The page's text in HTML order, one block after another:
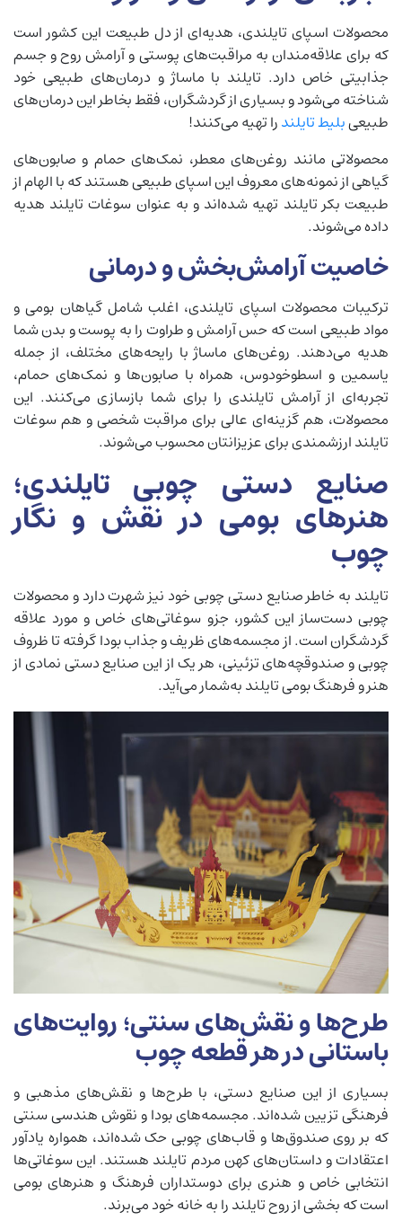
محصولات اسپای تایلندی، هدیه‌ای از دل طبیعت این کشور است
که برای علاقه‌مندان به مراقبت‌های پوستی و آرامش روح و جسم
جذابیتی خاص دارد. تایلند با ماساژ و درمان‌های طبیعی خود
شناخته می‌شود و بسیاری از گردشگران، فقط بخاطر این درمان‌های
طبیعیبلیط تایلندرا تهیه می‌کنند!
محصولاتی مانند روغن‌های معطر، نمک‌های حمام و صابون‌های
گیاهی از نمونه‌های معروف این اسپای طبیعی هستند که با الهام از
طبیعت بکر تایلند تهیه شده‌اند و به عنوان سوغات تایلند هدیه
داده می‌شوند.
خاصیت آرامش‌بخش و درمانی
ترکیبات محصولات اسپای تایلندی، اغلب شامل گیاهان بومی و
مواد طبیعی است که حس آرامش و طراوت را به پوست و بدن شما
هدیه می‌دهند. روغن‌های ماساژ با رایحه‌های مختلف، از جمله
یاسمین و اسطوخودوس، همراه با صابون‌ها و نمک‌های حمام،
تجربه‌ای از آرامش تایلندی را برای شما بازسازی می‌کنند. این
محصولات، هم گزینه‌ای عالی برای مراقبت شخصی و هم سوغات
تایلند ارزشمندی برای عزیزانتان محسوب می‌شوند.
صنایع دستی چوبی تایلندی؛
هنرهای بومی در نقش و نگار
چوب
تایلند به خاطر صنایع دستی چوبی خود نیز شهرت دارد و محصولات
چوبی دست‌ساز این کشور، جزو سوغاتی‌های خاص و مورد علاقه
گردشگران است. از مجسمه‌های ظریف و جذاب بودا گرفته تا ظروف
چوبی و صندوقچه‌های تزئینی، هر یک از این صنایع دستی نمادی از
هنر و فرهنگ بومی تایلند به‌شمار می‌آید.
طرح‌ها و نقش‌های سنتی؛ روایت‌های
باستانی در هر قطعه چوب
بسیاری از این صنایع دستی، با طرح‌ها و نقش‌های مذهبی و
فرهنگی تزیین شده‌اند. مجسمه‌های بودا و نقوش هندسی سنتی
که بر روی صندوق‌ها و قاب‌های چوبی حک شده‌اند، همواره یادآور
اعتقادات و داستان‌های کهن مردم تایلند هستند. این سوغاتی‌ها
انتخابی خاص و هنری برای دوستداران فرهنگ و هنرهای بومی
است که بخشی از روح تایلند را به خانه خود می‌برند.